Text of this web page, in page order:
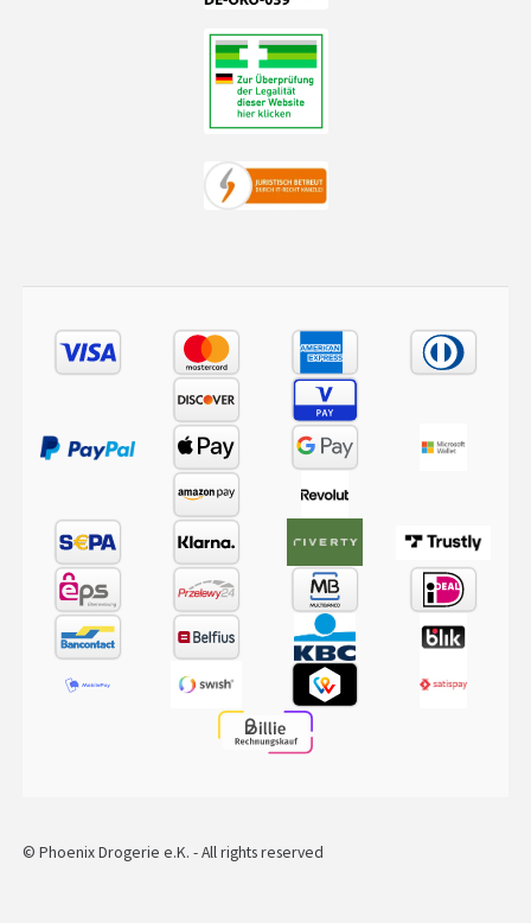
© Phoenix Drogerie e.K. - All rights reserved